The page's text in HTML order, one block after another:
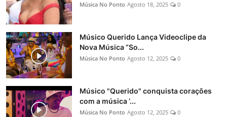
Música No Ponto Agosto 18, 2025 0
Músico Querido Lança Videoclipe da
Nova Música “So...
Música No Ponto Agosto 12, 2025 0
Músico "Querido" conquista corações
com a música ‘...
Música No Ponto Agosto 12, 2025 0